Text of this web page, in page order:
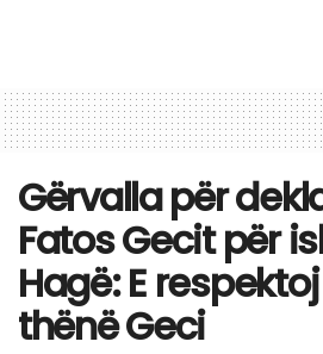
Gërvalla për
Fatos Gecit për
Hagë: E
thënë Geci